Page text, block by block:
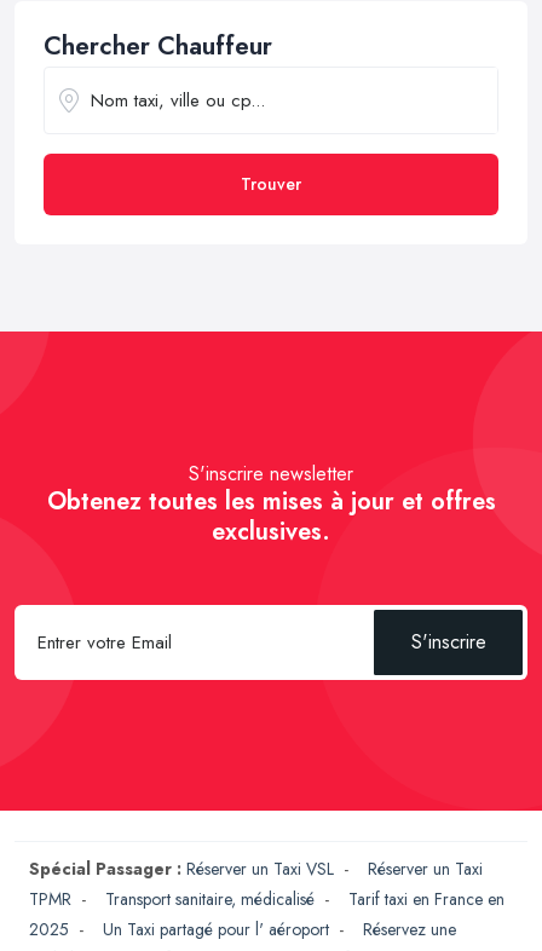
Chercher Chauffeur
Trouver
S'inscrire newsletter
Obtenez toutes les mises à jour et offres
exclusives.
S'inscrire
Spécial Passager : Réserver un Taxi VSL - Réserver un Taxi
TPMR - Transport sanitaire, médicalisé - Tarif taxi en France en
2025 - Un Taxi partagé pour l' aéroport - Réservez une